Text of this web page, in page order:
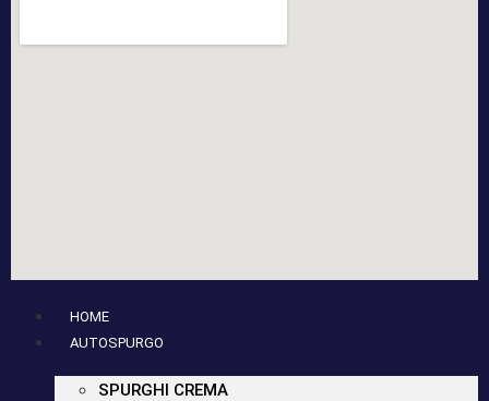
HOME
AUTOSPURGO
SPURGHI CREMA